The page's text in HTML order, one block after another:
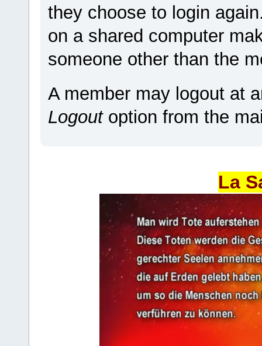
they choose to login
on a shared computer
someone other than the
A member may logout at
Logoutoption from the
La